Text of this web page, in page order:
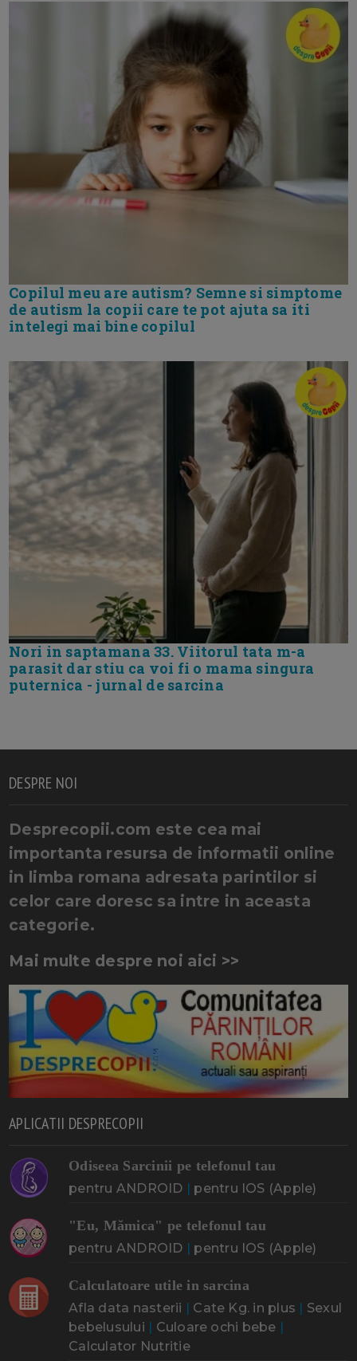
Copilul meu are autism? Semne si simptome
de autism la copii care te pot ajuta sa iti
intelegi mai bine copilul
Nori in saptamana 33. Viitorul tata m-a
parasit dar stiu ca voi fi o mama singura
puternica - jurnal de sarcina
DESPRE NOI
Desprecopii.com este cea mai
importanta resursa de informatii online
in limba romana adresata parintilor si
celor care doresc sa intre in aceasta
categorie.
Mai multe despre noi aici >>
APLICATII DESPRECOPII
Odiseea Sarcinii pe telefonul tau
pentru ANDROID | pentru IOS (Apple)
"Eu, Mămica" pe telefonul tau
pentru ANDROID | pentru IOS (Apple)
Calculatoare utile in sarcina
Afla data nasterii | Cate Kg. in plus | Sexul
bebelusului | Culoare ochi bebe |
Calculator Nutritie